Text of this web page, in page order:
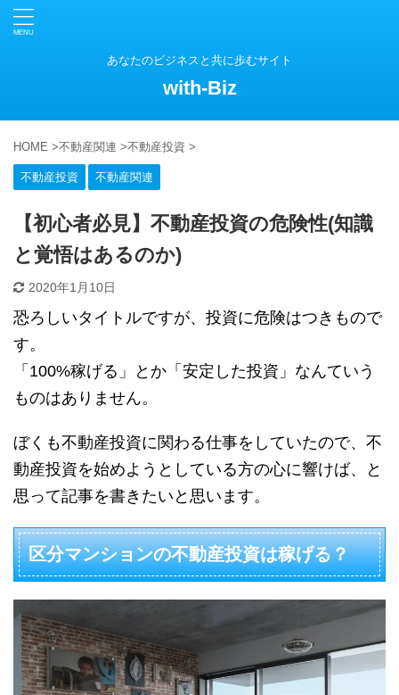
あなたのビジネスと共に歩むサイト
with-Biz
HOME >不動産関連 >不動産投資 >
不動産投資 不動産関連
【初心者必見】不動産投資の危険性(知識
と覚悟はあるのか)
2020年1月10日
恐ろしいタイトルですが、投資に危険はつきもので
す。
「100%稼げる」とか「安定した投資」なんていう
ものはありません。
ぼくも不動産投資に関わる仕事をしていたので、不
動産投資を始めようとしている方の心に響けば、と
思って記事を書きたいと思います。
区分マンションの不動産投資は稼げる？